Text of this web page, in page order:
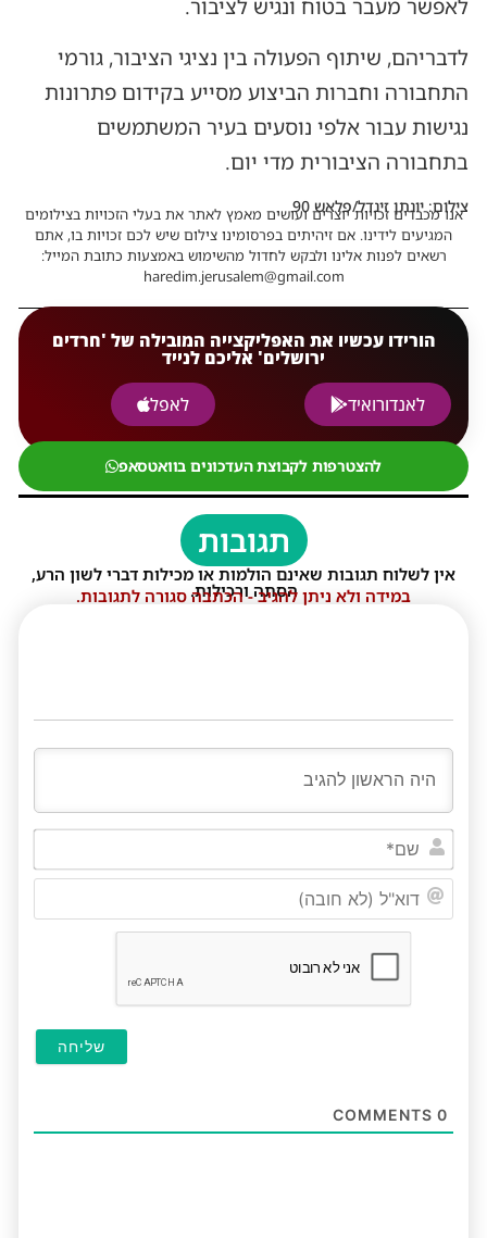
לאפשר מעבר בטוח ונגיש לציבור.
לדבריהם, שיתוף הפעולה בין נציגי הציבור, גורמי
התחבורה וחברות הביצוע מסייע בקידום פתרונות
נגישות עבור אלפי נוסעים בעיר המשתמשים
בתחבורה הציבורית מדי יום.
צילום: יונתן זינדל/פלאש 90
אנו מכבדים זכויות יוצרים ועושים מאמץ לאתר את בעלי הזכויות בצילומים
המגיעים לידינו. אם זיהיתים בפרסומינו צילום שיש לכם זכויות בו, אתם
רשאים לפנות אלינו ולבקש לחדול מהשימוש באמצעות כתובת המייל:
haredim.jerusalem@gmail.com
הורידו עכשיו את האפליקצייה המובילה של 'חרדים
ירושלים' אליכם לנייד
לאנדורואיד
לאפל
להצטרפות לקבוצת העדכונים בוואטסאפ
תגובות
אין לשלוח תגובות שאינם הולמות או מכילות דברי לשון הרע,
הסתה ורכילות.
במידה ולא ניתן להגיב - הכתבה סגורה לתגובות.
שם*
0